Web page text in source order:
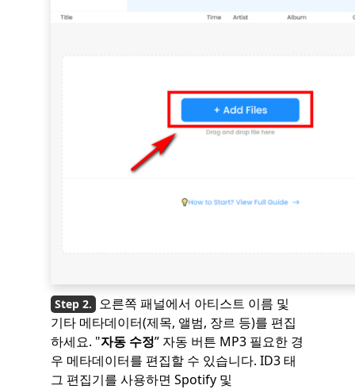
오른쪽 패널에서 아티스트 이름 및
기타 메타데이터(제목, 앨범, 장르 등)를 편집
하세요. "자동 수정” 자동 버튼 MP3 필요한 경
우 메타데이터를 편집할 수 있습니다. ID3 태
그 편집기를 사용하면 Spotify 및